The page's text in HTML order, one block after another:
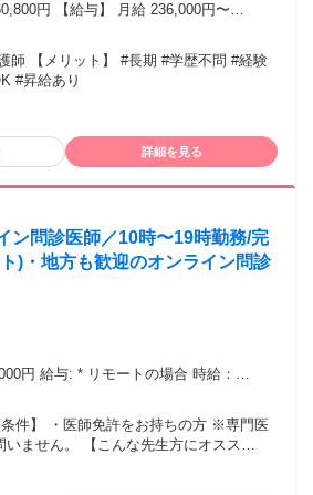
応募理由は十分！ 専門知識や技術は入
します！
円 【給与】 月給 236,000円〜
問 #経験
#昇給あり
詳細を見る
ン問診医師／10時〜19時勤務/完
)・地方も歓迎のオンライン問診
ートの場合 時給：
稼
出 ※固定シフトで働ける方優遇
んな先生方にオスス
営の安定化を図りたい、 クリニックの後